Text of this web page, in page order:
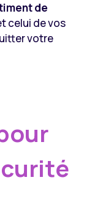
de
celui de vos
votre